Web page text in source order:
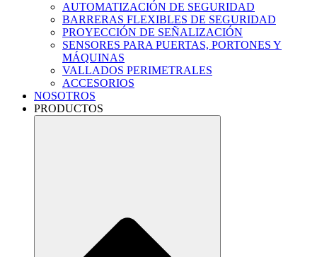
AUTOMATIZACIÓN DE SEGURIDAD
BARRERAS FLEXIBLES DE SEGURIDAD
PROYECCIÓN DE SEÑALIZACIÓN
SENSORES PARA PUERTAS, PORTONES Y
MÁQUINAS
VALLADOS PERIMETRALES
ACCESORIOS
NOSOTROS
PRODUCTOS